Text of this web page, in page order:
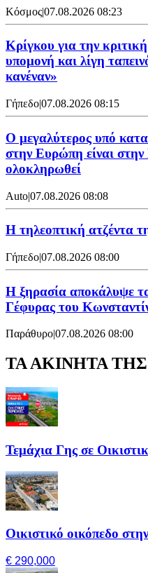
Κόσμος|07.08.2026 08:23
Κρίγκου για την
υπομονή και λίγη
κανέναν»
Γήπεδο|07.08.2026 08:15
Ο μεγαλύτερος υπό
στην Ευρώπη είναι
ολοκληρωθεί
Auto|07.08.2026 08:08
Η τηλεοπτική ατζέντα
Γήπεδο|07.08.2026 08:00
Η ξηρασία αποκάλυψε
Γέφυρας του
Παράθυρο|07.08.2026 08:00
ΤΑ ΑΚΙΝΗΤΑ
Τεμάχια Γης σε
Οικιστικό οικόπεδο
€ 290,000